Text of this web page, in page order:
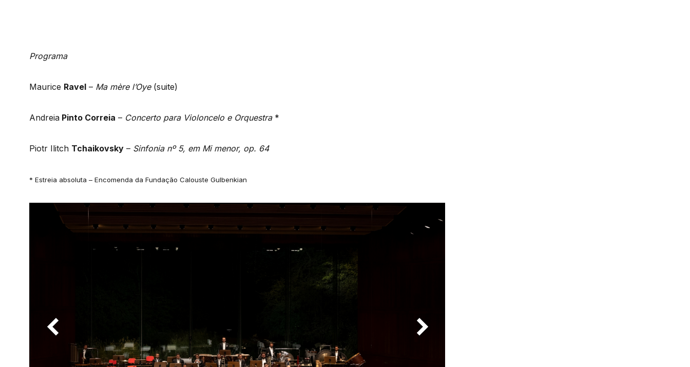
Programa
Maurice Ravel – Ma mère l’Oye (suite)
Andreia Pinto Correia – Concerto para Violoncelo e Orquestra*
Piotr Ilitch Tchaikovsky – Sinfonia nº 5, em Mi menor, op. 64
* Estreia absoluta – Encomenda da Fundação Calouste Gulbenkian